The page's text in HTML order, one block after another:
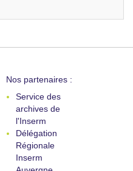
Nos partenaires :
Service des
archives de
l'Inserm
Délégation
Régionale
Inserm